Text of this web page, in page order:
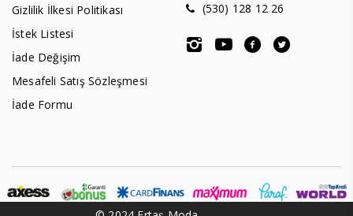
Gizlilik İlkesi Politikası
İstek Listesi
İade Değişim
Mesafeli Satış Sözleşmesi
İade Formu
(530) 128 12 26